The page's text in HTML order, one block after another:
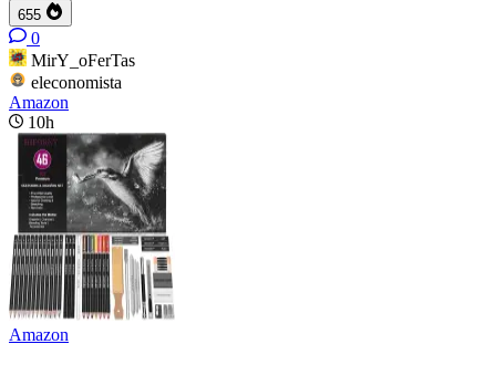
655
0
MirY_oFerTas
eleconomista
Amazon
10h
Amazon